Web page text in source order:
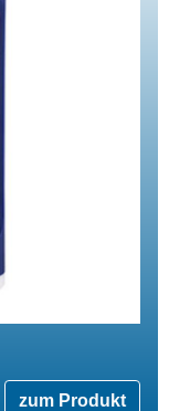
zum Produkt